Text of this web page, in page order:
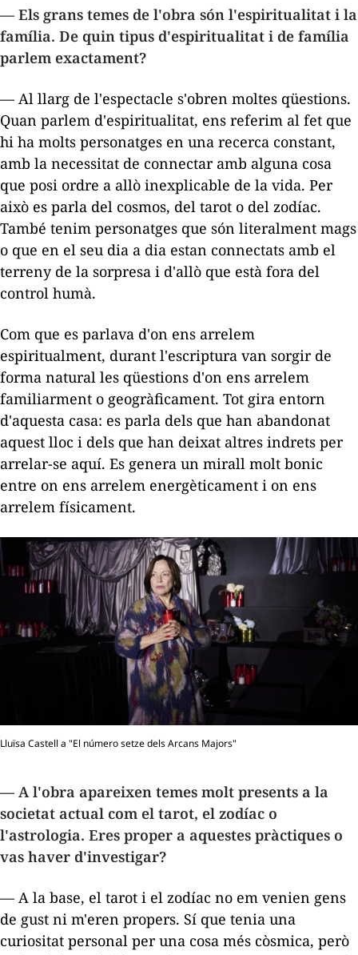
— Els grans temes de l'obra són l'espiritualitat i la
família. De quin tipus d'espiritualitat i de família
parlem exactament?
— Al llarg de l'espectacle s'obren moltes qüestions.
Quan parlem d'espiritualitat, ens referim al fet que
hi ha molts personatges en una recerca constant,
amb la necessitat de connectar amb alguna cosa
que posi ordre a allò inexplicable de la vida. Per
això es parla del cosmos, del tarot o del zodíac.
També tenim personatges que són literalment mags
o que en el seu dia a dia estan connectats amb el
terreny de la sorpresa i d'allò que està fora del
control humà.
Com que es parlava d'on ens arrelem
espiritualment, durant l'escriptura van sorgir de
forma natural les qüestions d'on ens arrelem
familiarment o geogràficament. Tot gira entorn
d'aquesta casa: es parla dels que han abandonat
aquest lloc i dels que han deixat altres indrets per
arrelar-se aquí. Es genera un mirall molt bonic
entre on ens arrelem energèticament i on ens
arrelem físicament.
Lluïsa Castell a "El número setze dels Arcans Majors"
— A l'obra apareixen temes molt presents a la
societat actual com el tarot, el zodíac o
l'astrologia. Eres proper a aquestes pràctiques o
vas haver d'investigar?
— A la base, el tarot i el zodíac no em venien gens
de gust ni m'eren propers. Sí que tenia una
curiositat personal per una cosa més còsmica, però